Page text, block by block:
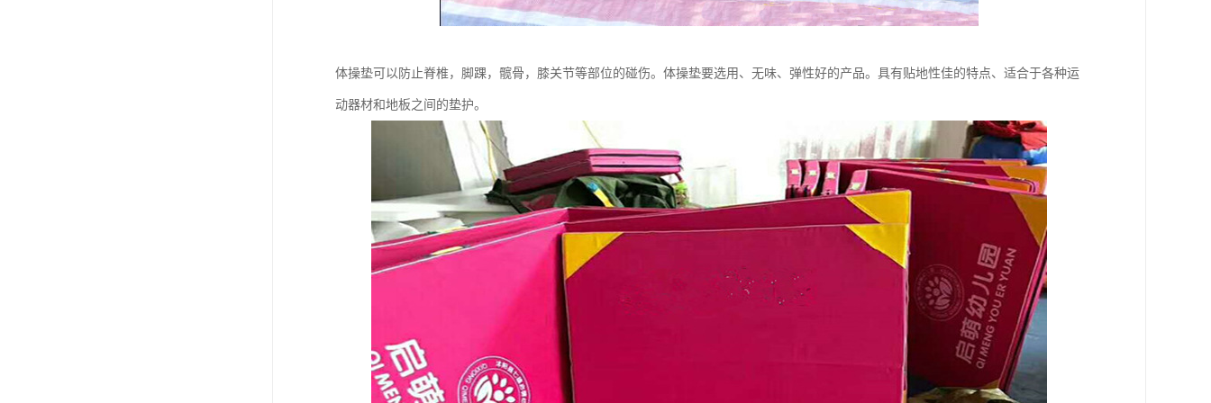
体操垫可以防止脊椎，脚踝，髋骨，膝关节等部位的碰伤。体操垫要选用、无味、弹性好的产品。具有贴地性佳的特点、适合于各种运
动器材和地板之间的垫护。